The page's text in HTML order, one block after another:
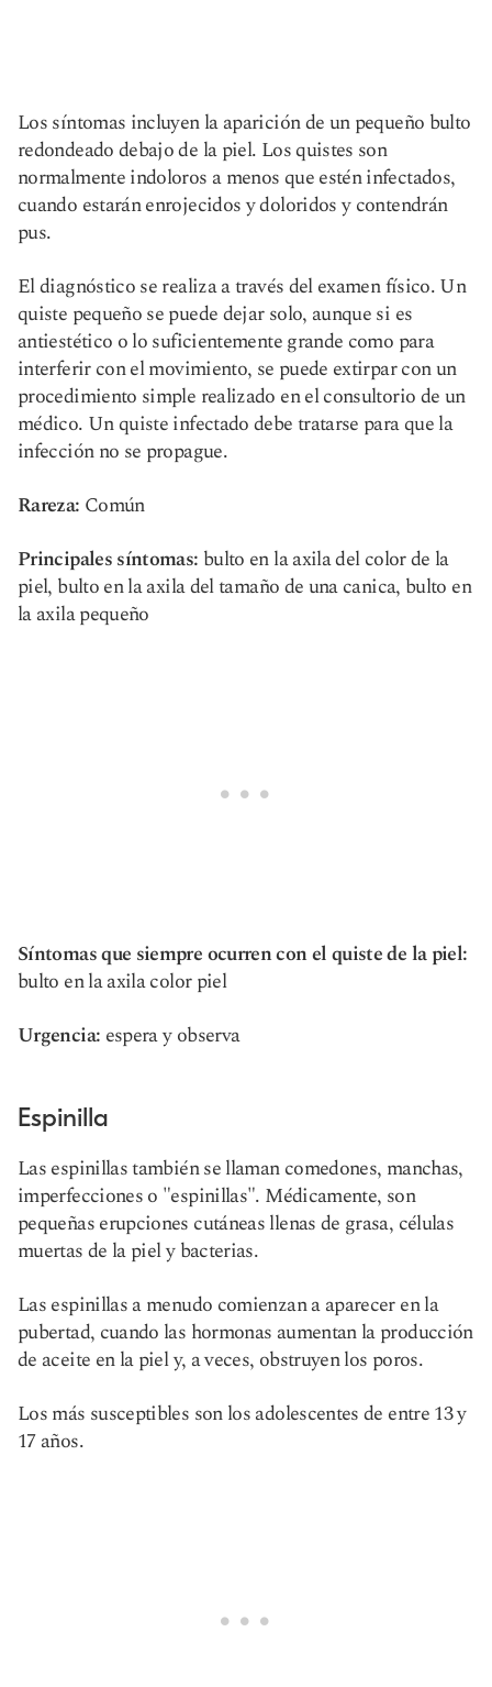
Los síntomas incluyen la aparición de un pequeño bulto
redondeado debajo de la piel. Los quistes son
normalmente indoloros a menos que estén infectados,
cuando estarán enrojecidos y doloridos y contendrán
pus.
El diagnóstico se realiza a través del examen físico. Un
quiste pequeño se puede dejar solo, aunque si es
antiestético o lo suficientemente grande como para
interferir con el movimiento, se puede extirpar con un
procedimiento simple realizado en el consultorio de un
médico. Un quiste infectado debe tratarse para que la
infección no se propague.
Rareza: Común
Principales síntomas: bulto en la axila del color de la
piel, bulto en la axila del tamaño de una canica, bulto en
la axila pequeño
Síntomas que siempre ocurren con el quiste de la piel:
bulto en la axila color piel
Urgencia: espera y observa
Espinilla
Las espinillas también se llaman comedones, manchas,
imperfecciones o "espinillas". Médicamente, son
pequeñas erupciones cutáneas llenas de grasa, células
muertas de la piel y bacterias.
Las espinillas a menudo comienzan a aparecer en la
pubertad, cuando las hormonas aumentan la producción
de aceite en la piel y, a veces, obstruyen los poros.
Los más susceptibles son los adolescentes de entre 13 y
17 años.